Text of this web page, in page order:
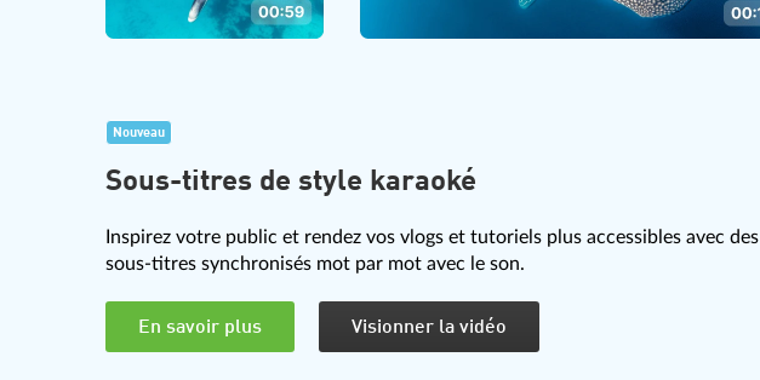
Nouveau
Sous-titres de style karaoké
Inspirez votre public et rendez vos vlogs et tutoriels plus accessibles avec des
sous-titres synchronisés mot par mot avec le son.
En savoir plus Visionner la vidéo